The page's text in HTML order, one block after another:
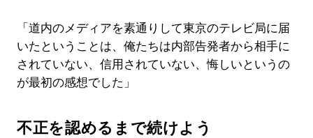
「道内のメディアを素通りして東京のテレビ局に届
いたということは、俺たちは内部告発者から相手に
されていない、信用されていない、悔しいというの
が最初の感想でした」
不正を認めるまで続けよう